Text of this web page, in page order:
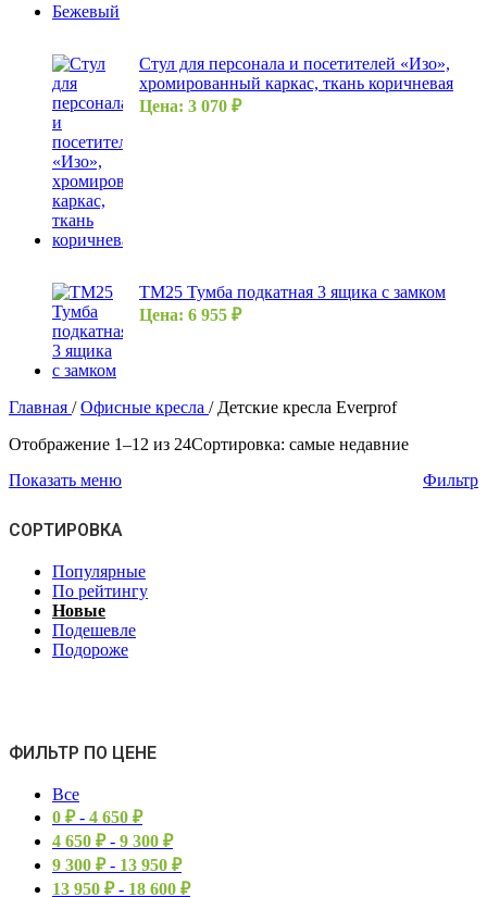
Стул для персонала и посетителей «Изо»,
хромированный каркас, ткань коричневая
Цена: 3 070 ₽
ТМ25 Тумба подкатная 3 ящика с замком
Цена: 6 955 ₽
Главная / Офисные кресла / Детские кресла Everprof
Отображение 1–12 из 24Сортировка: самые недавние
Показать меню
Фильтр
СОРТИРОВКА
Популярные
По рейтингу
Новые
Подешевле
Подороже
ФИЛЬТР ПО ЦЕНЕ
Все
0 ₽- 4 650 ₽
4 650 ₽- 9 300 ₽
9 300 ₽- 13 950 ₽
13 950 ₽- 18 600 ₽